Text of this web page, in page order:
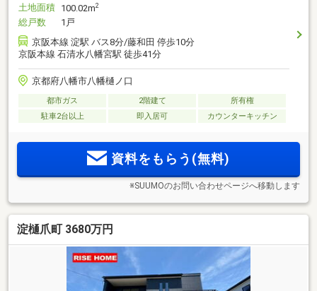
土地面積 100.02m2
総戸数
1戸
京阪本線 淀駅 バス8分/藤和田 停歩10分
京阪本線 石清水八幡宮駅 徒歩41分
京都府八幡市八幡樋ノ口
都市ガス 2階建て
所有権
駐車2台以上
即入居可 カウンターキッチン
資料をもらう(無料)
※SUUMOのお問い合わせページへ移動します
淀樋爪町 3680万円